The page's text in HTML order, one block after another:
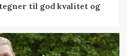
til god kvalitet og